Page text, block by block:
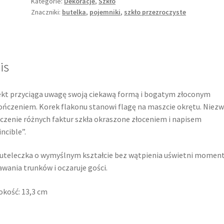
żaglowca,
Znaczniki: butelka, pojemniki, szkło przezroczyste
przyciąga uwagę swoją ciekawą formą i bogatym złoconym
Korek flakonu stanowi flagę na maszcie okrętu.
różnych faktur szkła okraszone złoceniem i napisem
o wymyślnym kształcie bez wątpienia uświetni moment
trunków i oczaruje gości.
13,3 cm